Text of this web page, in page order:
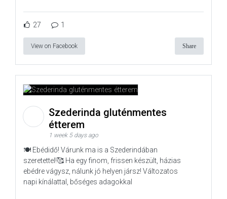
27 1
View on Facebook Share
Szederinda gluténmentes
étterem
1 week 5 days ago
🍽️ Ebédidő! Várunk ma is a Szederindában
szeretettel!🥰 Ha egy finom, frissen készült, házias
ebédre vágysz, nálunk jó helyen jársz! Változatos
napi kínálattal, bőséges adagokkal